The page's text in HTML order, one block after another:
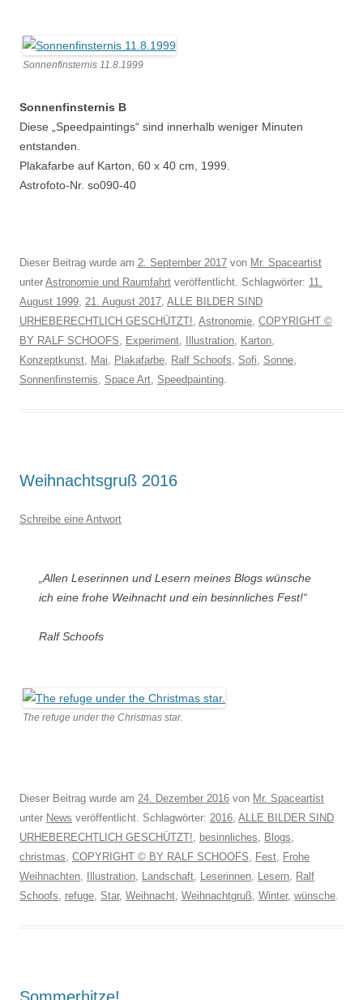
Sonnenfinsternis 11.8.1999
Sonnenfinsternis B
Diese „Speedpaintings“ sind innerhalb weniger Minuten
entstanden.
Plakafarbe auf Karton, 60 x 40 cm, 1999.
Astrofoto-Nr. so090-40
Dieser Beitrag wurde am 2. September 2017 von Mr. Spaceartist
unter Astronomie und Raumfahrt veröffentlicht. Schlagwörter: 11.
August 1999, 21. August 2017, ALLE BILDER SIND
URHEBERECHTLICH GESCHÜTZT!, Astronomie, COPYRIGHT ©
BY RALF SCHOOFS, Experiment, Illustration, Karton,
Konzeptkunst, Mai, Plakafarbe, Ralf Schoofs, Sofi, Sonne,
Sonnenfinsternis, Space Art, Speedpainting.
Weihnachtsgruß 2016
Schreibe eine Antwort
„Allen Leserinnen und Lesern meines Blogs wünsche
ich eine frohe Weihnacht und ein besinnliches Fest!“
Ralf Schoofs
The refuge under the Christmas star.
Dieser Beitrag wurde am 24. Dezember 2016 von Mr. Spaceartist
unter News veröffentlicht. Schlagwörter: 2016, ALLE BILDER SIND
URHEBERECHTLICH GESCHÜTZT!, besinnliches, Blogs,
christmas, COPYRIGHT © BY RALF SCHOOFS, Fest, Frohe
Weihnachten, Illustration, Landschaft, Leserinnen, Lesern, Ralf
Schoofs, refuge, Star, Weihnacht, Weihnachtgruß, Winter, wünsche.